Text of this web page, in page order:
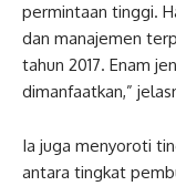
permintaan tinggi.
dan manajemen
tahun 2017. Enam
dimanfaatkan,”
Ia juga menyoroti
antara tingkat